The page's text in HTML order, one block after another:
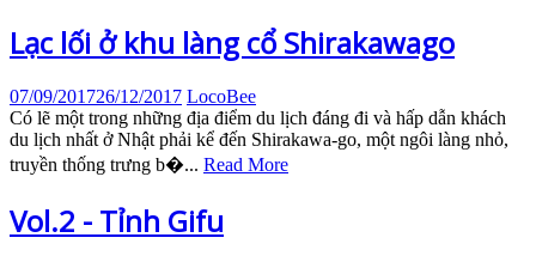
Lạc lối ở khu làng cổ Shirakawago
07/09/201726/12/2017 LocoBee
Có lẽ một trong những địa điểm du lịch đáng đi và hấp dẫn khách
du lịch nhất ở Nhật phải kể đến Shirakawa-go, một ngôi làng nhỏ,
truyền thống trưng b�... Read More
Vol.2 - Tỉnh Gifu